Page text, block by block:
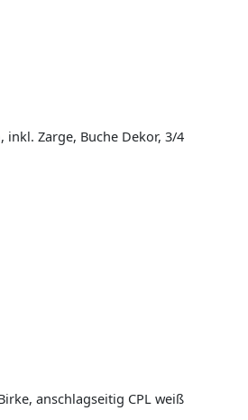
Zarge, Buche Dekor, 3/4
anschlagseitig CPL weiß